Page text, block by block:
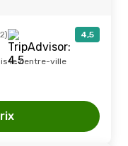
4,5
le centre-ville